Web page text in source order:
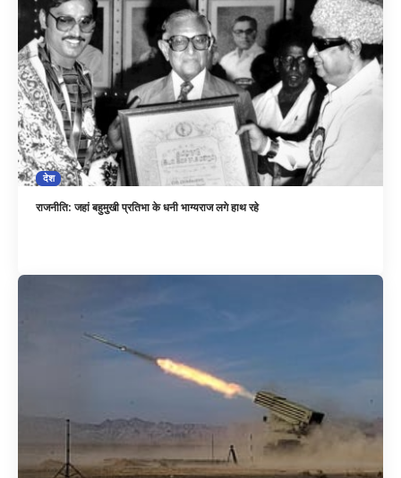
देश
राजनीति: जहां बहुमुखी प्रतिभा के धनी भाग्यराज लगे हाथ रहे